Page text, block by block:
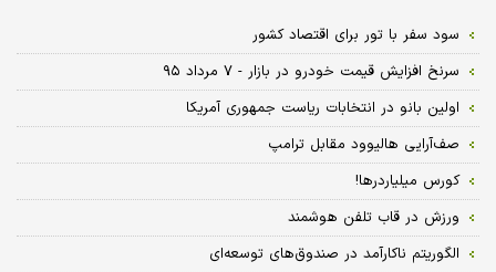
سود سفر با تور برای اقتصاد کشور
سرنخ افزایش قیمت خودرو در بازار - ۷ مرداد ۹۵
اولین بانو در انتخابات ریاست جمهوری آمریکا
صف‌آرایی هالیوود مقابل ترامپ
کورس میلیاردرها!
ورزش در قاب تلفن هوشمند
الگوریتم ناکارآمد در صندوق‌های توسعه‌ای